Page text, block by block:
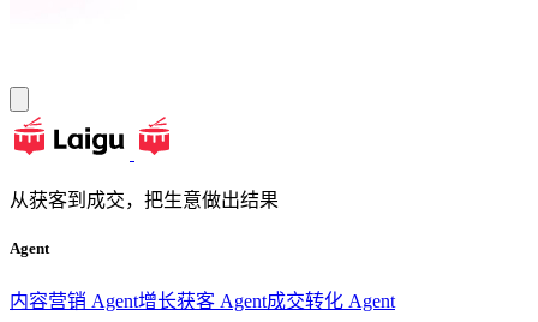
从获客到成交，把生意做出结果
Agent
内容营销 Agent增长获客 Agent成交转化 Agent